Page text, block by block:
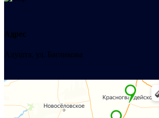
Адрес
Алушта, ул. Багликова